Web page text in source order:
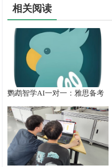
相关阅读
鹦鹉智学AI一对一：雅思备考
真实提分测评